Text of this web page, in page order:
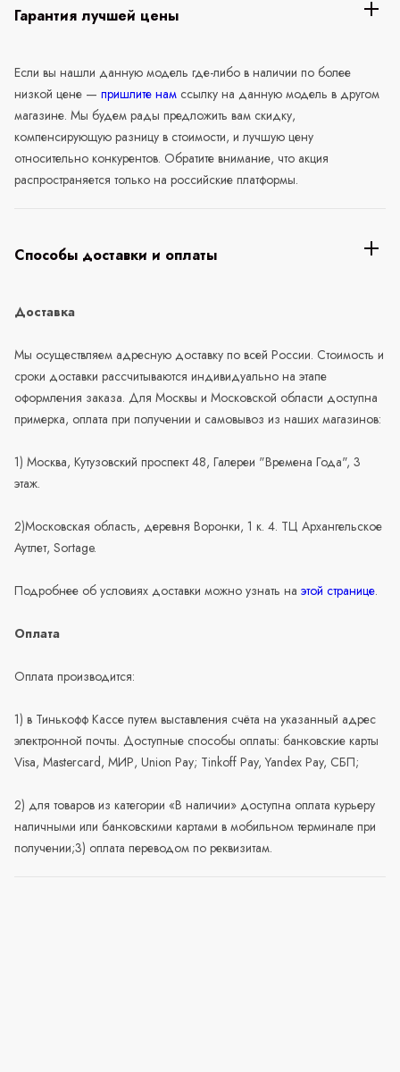
Гарантия лучшей цены
Если вы нашли данную модель где-либо в наличии по более
низкой цене — пришлите нам ссылку на данную модель в другом
магазине. Мы будем рады предложить вам скидку,
компенсирующую разницу в стоимости, и лучшую цену
относительно конкурентов. Обратите внимание, что акция
распространяется только на российские платформы.
Способы доставки и оплаты
Доставка
Мы осуществляем адресную доставку по всей России. Стоимость и
сроки доставки рассчитываются индивидуально на этапе
оформления заказа. Для Москвы и Московской области доступна
примерка, оплата при получении и самовывоз из наших магазинов:
1) Москва, Кутузовский проспект 48, Галереи "Времена Года", 3
этаж.
2)Московская область, деревня Воронки, 1 к. 4. ТЦ Архангельское
Аутлет, Sortage.
Подробнее об условиях доставки можно узнать на этой странице.
Оплата
Оплата производится:
1) в Тинькофф Кассе путем выставления счёта на указанный адрес
электронной почты. Доступные способы оплаты: банковские карты
Visa, Mastercard, МИР, Union Pay; Tinkoff Pay, Yandex Pay, СБП;
2) для товаров из категории «В наличии» доступна оплата курьеру
наличными или банковскими картами в мобильном терминале при
получении;3) оплата переводом по реквизитам.